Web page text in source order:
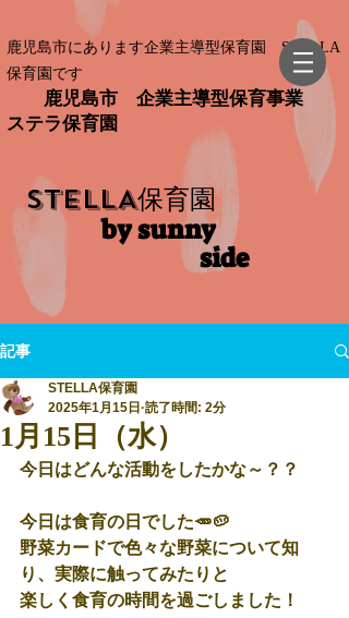
鹿児島市にあります企業主導型保育園 STELLA
保育園です
鹿児島市 企業主導型保育事業
ステラ保育園
STELLA保育園
by sunny
side​
記事
1月15日（水）
STELLA保育園
2025年1月15日 読了時間: 2分
今日はどんな活動をしたかな～？？
今日は食育の日でした🥕🥔
野菜カードで色々な野菜について知
り、実際に触ってみたりと
楽しく食育の時間を過ごしました！